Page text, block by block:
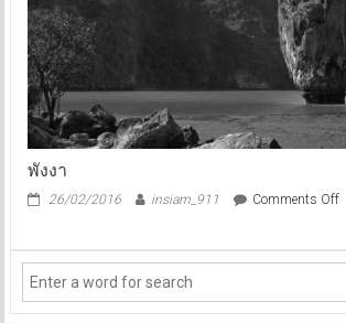
พังงา
26/02/2016 insiam_911 Comments Offon